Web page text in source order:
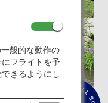
般的な動作の
フライトを予
きるようにし